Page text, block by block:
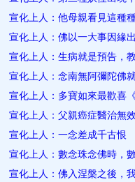
宣化上人：他母親看見這種
宣化上人：佛以一大事因緣
宣化上人：生病就是預告，
宣化上人：念南無阿彌陀佛
宣化上人：多寶如來最歡喜
宣化上人：父親癌症醫治無
宣化上人：一念差成千古恨
宣化上人：數念珠念佛時，
宣化上人：佛入涅槃之後，